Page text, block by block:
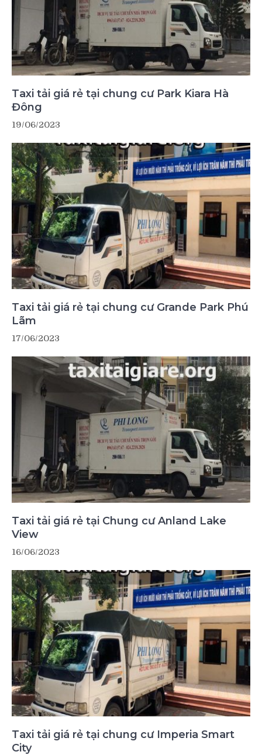
Taxi tải giá rẻ tại chung cư Park Kiara Hà
Đông
19/06/2023
Taxi tải giá rẻ tại chung cư Grande Park Phú
Lãm
17/06/2023
Taxi tải giá rẻ tại Chung cư Anland Lake
View
16/06/2023
Taxi tải giá rẻ tại chung cư Imperia Smart
City